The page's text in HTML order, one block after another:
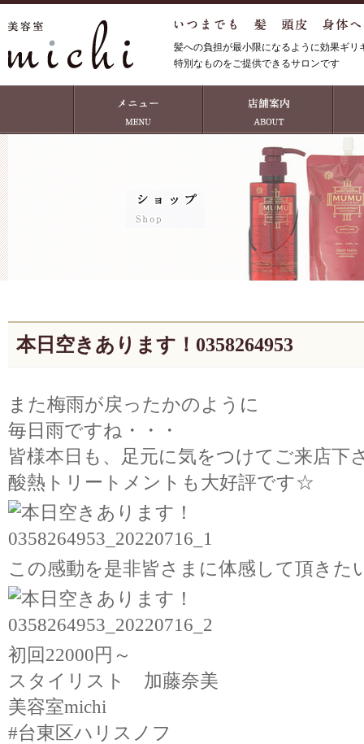
髪への負担が最小限になるように効果ギ
特別なものをご提供できるサロンです
本日空きあります！0358264953
また梅雨が戻ったかのように
毎日雨ですね・・・
皆様本日も、足元に気をつけてご来店下
酸熱トリートメントも大好評です☆
この感動を是非皆さまに体感して頂きた
初回22000円～
スタイリスト 加藤奈美
美容室michi
#台東区ハリスノフ